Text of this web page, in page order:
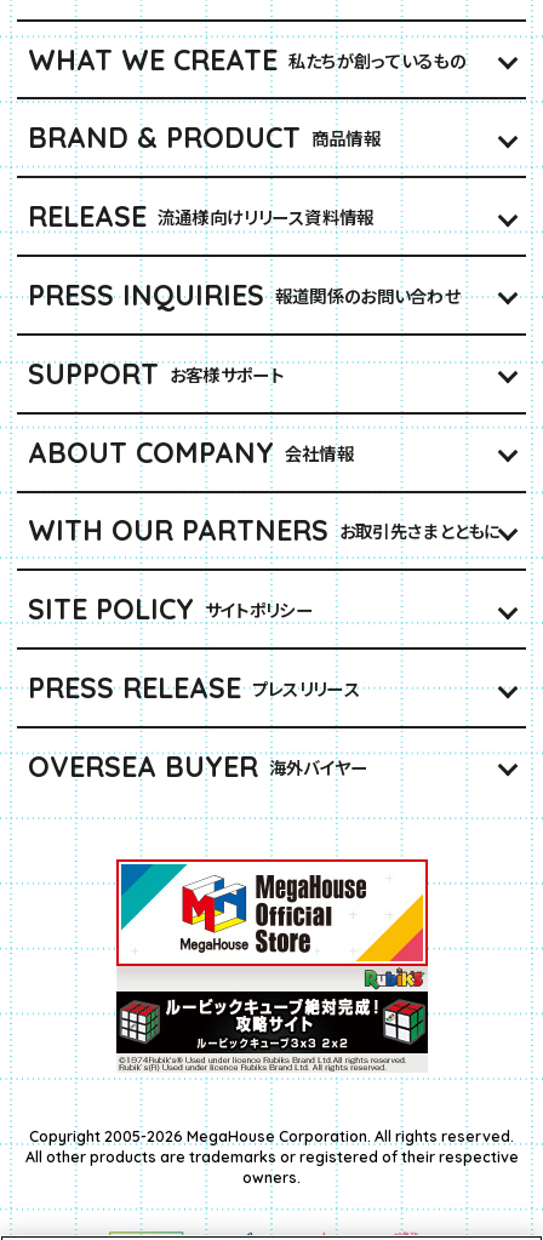
WHAT WE CREATE 私たちが創っているもの
BRAND & PRODUCT 商品情報
RELEASE 流通様向けリリース資料情報
PRESS INQUIRIES 報道関係のお問い合わせ
SUPPORT お客様サポート
ABOUT COMPANY 会社情報
WITH OUR PARTNERS お取引先さまとともに
SITE POLICY サイトポリシー
PRESS RELEASE プレスリリース
OVERSEA BUYER 海外バイヤー
Copyright 2005-2026 MegaHouse Corporation. All rights reserved.
All other products are trademarks or registered of their respective
owners.